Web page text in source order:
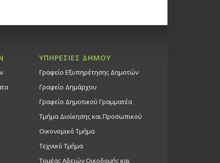
ΥΠΗΡΕΣΙΕΣ ΔΗΜΟΥ
Γραφείο Εξυπηρέτησης Δημοτών
Γραφείο Δημάρχου
Γραφείο Δημοτικού Γραμματέα
Τμήμα Διοίκησης και Προσωπικού
Οικονομικό Τμήμα
Τεχνικό Τμήμα
Τομέας Αδειών Οικοδομής και